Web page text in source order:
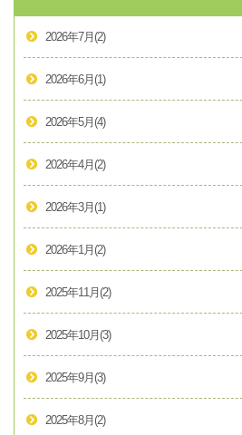
2026年7月 (2)
2026年6月 (1)
2026年5月 (4)
2026年4月 (2)
2026年3月 (1)
2026年1月 (2)
2025年11月 (2)
2025年10月 (3)
2025年9月 (3)
2025年8月 (2)